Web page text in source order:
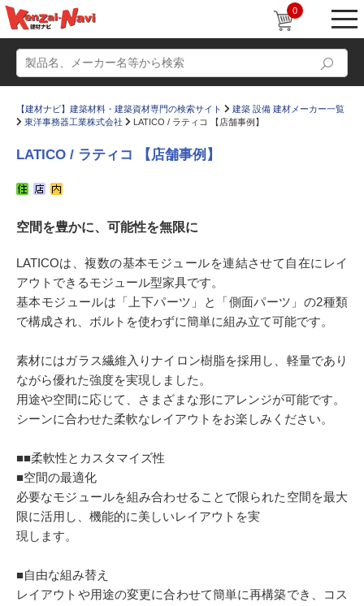
0
かたなび
すまいリング 設計士インタビュー
Q＆A 販売・施工代理店募集
お気に入り
【建材ナビ】建築材料・建築資材専門の検索サイト
建築 設備 建材メーカー一覧
東洋事務器工業株式会社
LATICO / ラティコ 【店舗事例】
LATICO / ラティコ 【店舗事例】
空間を豊かに、可能性を無限に
LATICOは、複数の基本モジュールを連結させて自在にレイ
アウトできるモジュール型家具です。
基本モジュールは「上下パーツ」と「側面パーツ」の2種類
で構成され、ボルトを使わずに簡単に組み立て可能です。
素材にはガラス繊維入りナイロン樹脂を採用し、軽量であり
ながら優れた強度を実現しました。
用途や空間に応じて、さまざまな形にアレンジが可能です。
シーンに合わせた柔軟なレイアウトをお楽しみください。
■■柔軟性とカスタマイズ性
■空間の最適化
必要なモジュールを組み合わせることで限られた空間を最大
限に活用し、機能的に美しいレイアウトを実
現します。
■自由な組み替え
レイアウトや用途の変更に合わせて簡単に再構築でき、コス